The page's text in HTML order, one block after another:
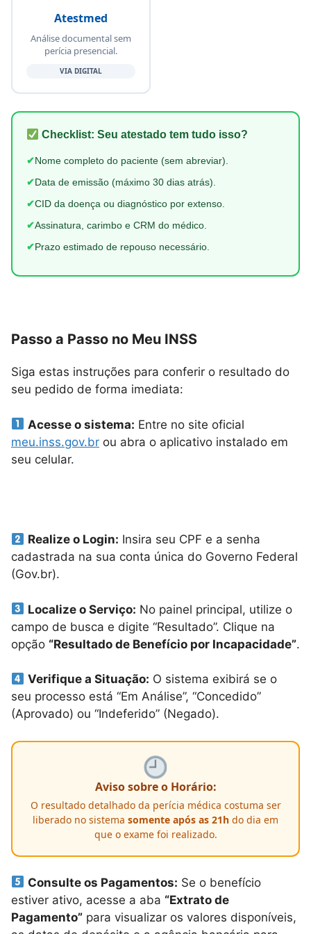
Atestmed
Análise documental sem
perícia presencial.
VIA DIGITAL
Checklist: Seu atestado tem tudo isso?
✔Nome completo do paciente (sem abreviar).
✔Data de emissão (máximo 30 dias atrás).
✔CID da doença ou diagnóstico por extenso.
✔Assinatura, carimbo e CRM do médico.
✔Prazo estimado de repouso necessário.
Passo a Passo no Meu INSS
Siga estas instruções para conferir o resultado do
seu pedido de forma imediata:
Acesse o sistema: Entre no site oficial
meu.inss.gov.br ou abra o aplicativo instalado em
seu celular.
Realize o Login: Insira seu CPF e a senha
cadastrada na sua conta única do Governo Federal
(Gov.br).
Localize o Serviço: No painel principal, utilize o
campo de busca e digite “Resultado”. Clique na
opção “Resultado de Benefício por Incapacidade”.
Verifique a Situação: O sistema exibirá se o
seu processo está “Em Análise”, “Concedido”
(Aprovado) ou “Indeferido” (Negado).
Aviso sobre o Horário:
O resultado detalhado da perícia médica costuma ser
liberado no sistema somente após as 21h do dia em
que o exame foi realizado.
Consulte os Pagamentos: Se o benefício
estiver ativo, acesse a aba “Extrato de
Pagamento” para visualizar os valores disponíveis,